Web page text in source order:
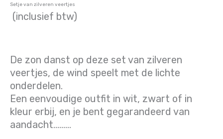
Setje van zilveren veertjes
(inclusief btw)
De zon danst op deze set van zilveren
veertjes, de wind speelt met de lichte
onderdelen.
Een eenvoudige outfit in wit, zwart of in
kleur erbij, en je bent gegarandeerd van
aandacht………